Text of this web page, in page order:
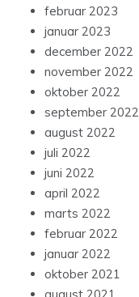
februar 2023
januar 2023
december 2022
november 2022
oktober 2022
september 2022
august 2022
juli 2022
juni 2022
april 2022
marts 2022
februar 2022
januar 2022
oktober 2021